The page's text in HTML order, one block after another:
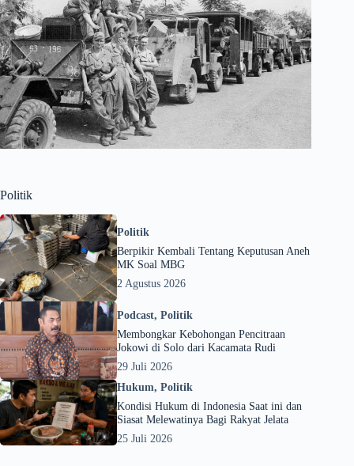
Politik
Politik
Berpikir Kembali Tentang Keputusan Aneh
MK Soal MBG
2 Agustus 2026
Podcast, Politik
Membongkar Kebohongan Pencitraan
Jokowi di Solo dari Kacamata Rudi
29 Juli 2026
Hukum, Politik
Kondisi Hukum di Indonesia Saat ini dan
Siasat Melewatinya Bagi Rakyat Jelata
25 Juli 2026